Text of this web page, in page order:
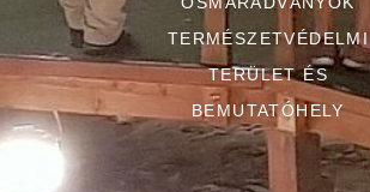
TERMÉSZETVÉDELMI
TERÜLET ÉS
BEMUTATÓHELY